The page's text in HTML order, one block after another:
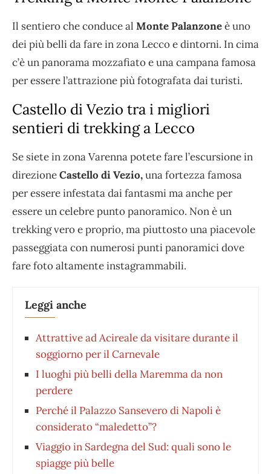
Il sentiero che conduce al Monte Palanzoneè uno
dei più belli da fare in zona Lecco e dintorni. In cima
c’è un panorama mozzafiato e una campana famosa
per essere l’attrazione più fotografata dai turisti.
Castello di Vezio tra i migliori
sentieri di trekking a Lecco
Se siete in zona Varenna potete fare l’escursione in
direzioneCastello di Vezio,una fortezza famosa
per essere infestata dai fantasmi ma anche per
essere un celebre punto panoramico. Non è un
trekking vero e proprio, ma piuttosto una piacevole
passeggiata con numerosi punti panoramici dove
fare foto altamente instagrammabili.
Leggi anche
Attrattive ad Acireale da visitare durante il
soggiorno per il Carnevale
I luoghi più belli della Maremma da non
perdere
Perché il Palazzo Sansevero di Napoli è
considerato “maledetto”?
Viaggio in Sardegna del Sud: quali sono le
spiagge più belle